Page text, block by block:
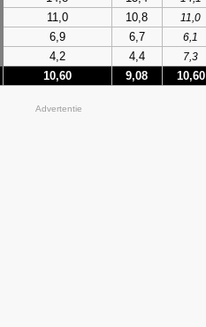
11,0 10,8
11,0
6,9 6,7
6,1
4,2 4,4 7,3
10,60 9,08 10,60
Advertentie